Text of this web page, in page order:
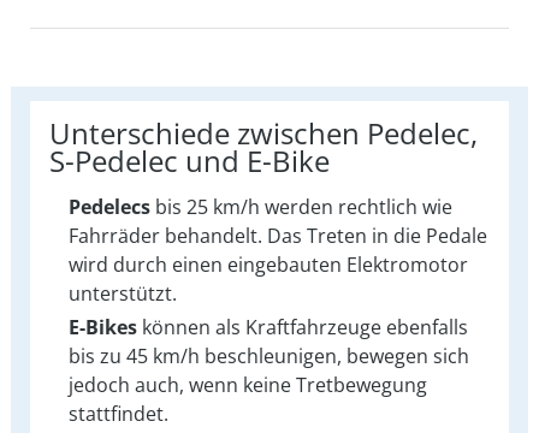
Unterschiede zwischen Pedelec,
S-Pedelec und E-Bike
Pedelecs bis 25 km/h werden rechtlich wie
Fahrräder behandelt. Das Treten in die Pedale
wird durch einen eingebauten Elektromotor
unterstützt.
E-Bikes können als Kraftfahrzeuge ebenfalls
bis zu 45 km/h beschleunigen, bewegen sich
jedoch auch, wenn keine Tretbewegung
stattfindet.